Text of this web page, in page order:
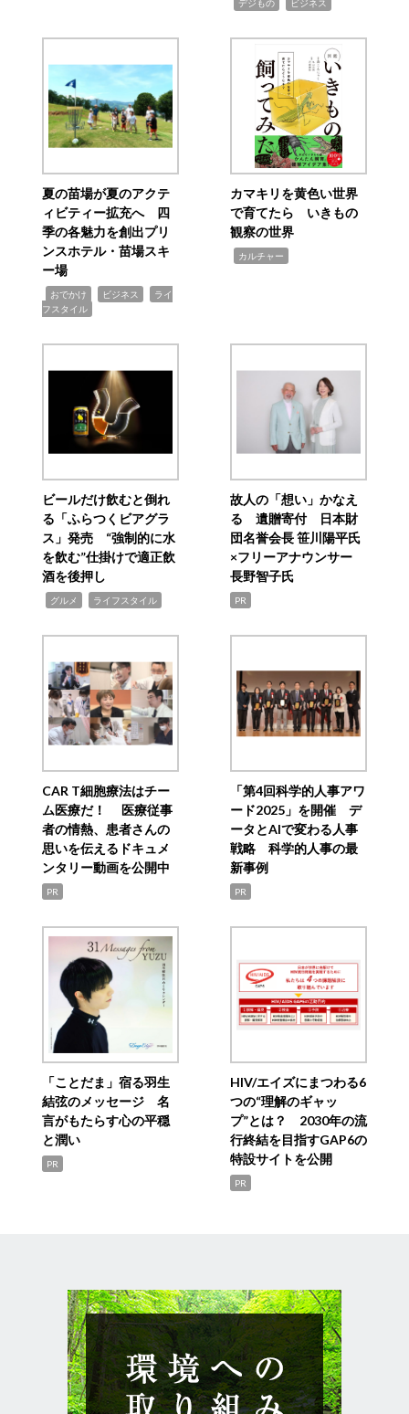
デジもの ビジネス
夏の苗場が夏のアクテ
ィビティー拡充へ 四
季の各魅力を創出プリ
ンスホテル・苗場スキ
ー場
おでかけ ビジネス
ライ
フスタイル
カマキリを黄色い世界
で育てたら いきもの
観察の世界
カルチャー
ビールだけ飲むと倒れ
る「ふらつくビアグラ
ス」発売 “強制的に水
を飲む”仕掛けで適正飲
酒を後押し
グルメ ライフスタイル
故人の「想い」かなえ
る 遺贈寄付 日本財
団名誉会長 笹川陽平氏
×フリーアナウンサー
長野智子氏
PR
CAR T細胞療法はチー
ム医療だ！ 医療従事
者の情熱、患者さんの
思いを伝えるドキュメ
ンタリー動画を公開中
PR
「第4回科学的人事アワ
ード2025」を開催 デ
ータとAIで変わる人事
戦略 科学的人事の最
新事例
PR
「ことだま」宿る羽生
結弦のメッセージ 名
言がもたらす心の平穏
と潤い
PR
HIV/エイズにまつわる6
つの“理解のギャッ
プ”とは？ 2030年の流
行終結を目指すGAP6の
特設サイトを公開
PR